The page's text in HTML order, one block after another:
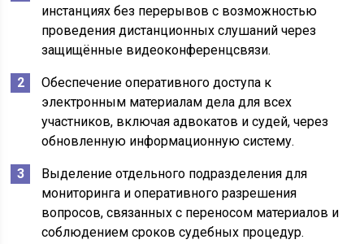
инстанциях без перерывов с возможностью
проведения дистанционных слушаний через
защищённые видеоконференцсвязи.
Обеспечение оперативного доступа к
электронным материалам дела для всех
участников, включая адвокатов и судей, через
обновленную информационную систему.
Выделение отдельного подразделения для
мониторинга и оперативного разрешения
вопросов, связанных с переносом материалов и
соблюдением сроков судебных процедур.